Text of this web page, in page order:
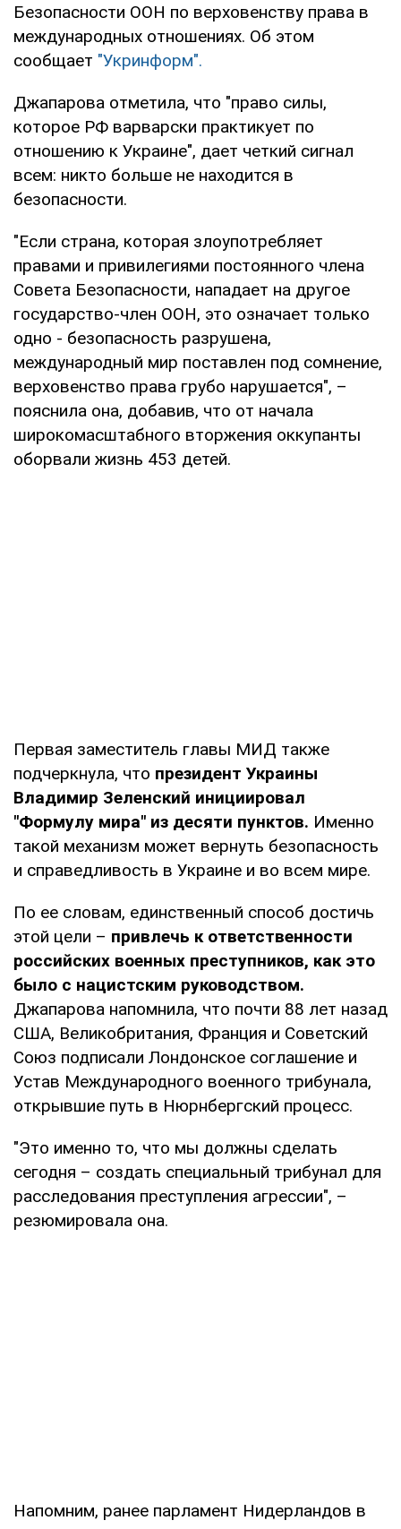
Безопасности ООН по верховенству права в
международных отношениях. Об этом
сообщает "Укринформ".
Джапарова отметила, что "право силы,
которое РФ варварски практикует по
отношению к Украине", дает четкий сигнал
всем: никто больше не находится в
безопасности.
"Если страна, которая злоупотребляет
правами и привилегиями постоянного члена
Совета Безопасности, нападает на другое
государство-член ООН, это означает только
одно - безопасность разрушена,
международный мир поставлен под сомнение,
верховенство права грубо нарушается", –
пояснила она, добавив, что от начала
широкомасштабного вторжения оккупанты
оборвали жизнь 453 детей.
Первая заместитель главы МИД также
подчеркнула, что президент Украины
Владимир Зеленский инициировал
"Формулу мира" из десяти пунктов. Именно
такой механизм может вернуть безопасность
и справедливость в Украине и во всем мире.
По ее словам, единственный способ достичь
этой цели – привлечь к ответственности
российских военных преступников, как это
было с нацистским руководством.
Джапарова напомнила, что почти 88 лет назад
США, Великобритания, Франция и Советский
Союз подписали Лондонское соглашение и
Устав Международного военного трибунала,
открывшие путь в Нюрнбергский процесс.
"Это именно то, что мы должны сделать
сегодня – создать специальный трибунал для
расследования преступления агрессии", –
резюмировала она.
Напомним, ранее парламент Нидерландов в